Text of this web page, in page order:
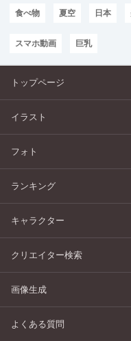
食べ物 夏空 日本
スマホ動画 巨乳
トップページ
イラスト
フォト
ランキング
キャラクター
クリエイター検索
画像生成
よくある質問